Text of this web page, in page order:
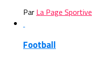
Par La Page Sportive
Football